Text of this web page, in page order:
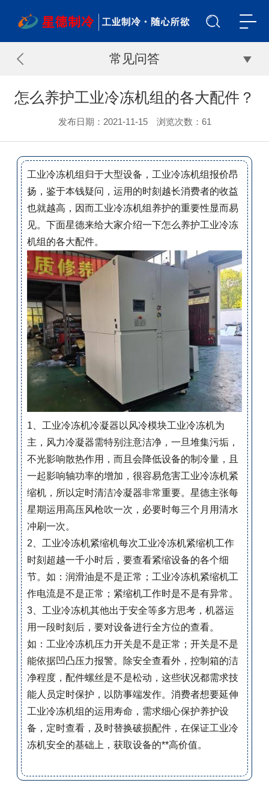
常见问答
怎么养护工业冷冻机组的各大配件？
发布日期：2021-11-15 浏览次数： 61
工业冷冻机组归于大型设备，工业冷冻机组报价昂
扬，鉴于本钱疑问，运用的时刻越长消费者的收益
也就越高，因而工业冷冻机组养护的重要性显而易
见。下面星德来给大家介绍一下怎么养护工业冷冻
机组的各大配件。
1、工业冷冻机冷凝器以风冷模块工业冷冻机为
主，风力冷凝器需特别注意洁净，一旦堆集污垢，
不光影响散热作用，而且会降低设备的制冷量，且
一起影响轴功率的增加，很容易危害工业冷冻机紧
缩机，所以定时清洁冷凝器非常重要。星德主张每
星期运用高压风枪吹一次，必要时每三个月用清水
冲刷一次。
2、工业冷冻机紧缩机每次工业冷冻机紧缩机工作
时刻超越一千小时后，要查看紧缩设备的各个细
节。如：润滑油是不是正常；工业冷冻机紧缩机工
作电流是不是正常；紧缩机工作时是不是有异常。
3、工业冷冻机其他出于安全等多方思考，机器运
用一段时刻后，要对设备进行全方位的查看。
如：工业冷冻机压力开关是不是正常；开关是不是
能依据凹凸压力报警。除安全查看外，控制箱的洁
净程度，配件螺丝是不是松动，这些状况都需求技
能人员定时保护，以防事端发作。消费者想要延伸
工业冷冻机组的运用寿命，需求细心保护养护设
备，定时查看，及时替换破损配件，在保证工业冷
冻机安全的基础上，获取设备的**高价值。